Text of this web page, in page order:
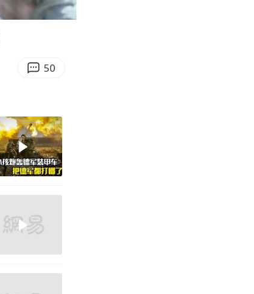
08:40
Enter
50